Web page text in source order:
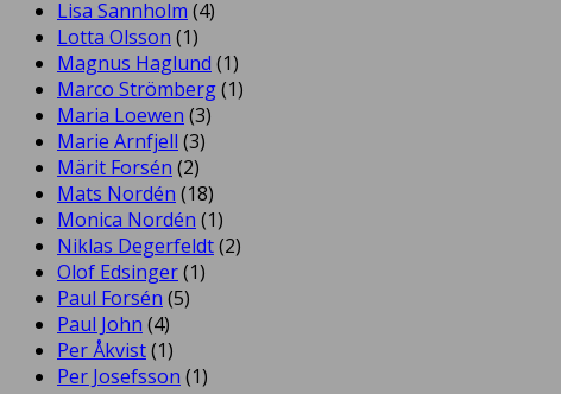
Lisa Sannholm (4)
Lotta Olsson (1)
Magnus Haglund (1)
Marco Strömberg(1)
Maria Loewen (3)
Marie Arnfjell (3)
Märit Forsén (2)
Mats Nordén (18)
Monica Nordén (1)
Niklas Degerfeldt(2)
Olof Edsinger(1)
Paul Forsén (5)
Paul John (4)
Per Åkvist(1)
Per Josefsson (1)